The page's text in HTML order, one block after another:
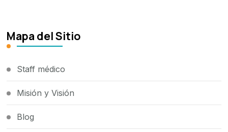
Mapa del Sitio
Staff médico
Misión y Visión
Blog